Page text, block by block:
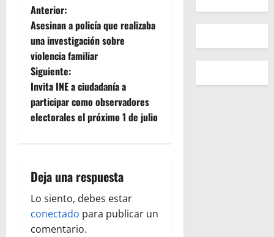
N
a
v
e
g
c
i
ó
Anterior:
Asesinan a policía que realizaba
una investigación sobre
violencia familiar
Siguiente:
Invita INE a ciudadanía a
participar como observadores
electorales el próximo 1 de julio
Deja una respuesta
Lo siento, debes estar
conectado para publicar un
comentario.